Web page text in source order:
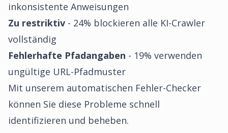
inkonsistente Anweisungen
Zu restriktiv - 24% blockieren alle KI-Crawler
vollständig
Fehlerhafte Pfadangaben - 19% verwenden
ungültige URL-Pfadmuster
Mit unserem automatischen Fehler-Checker
können Sie diese Probleme schnell
identifizieren und beheben.